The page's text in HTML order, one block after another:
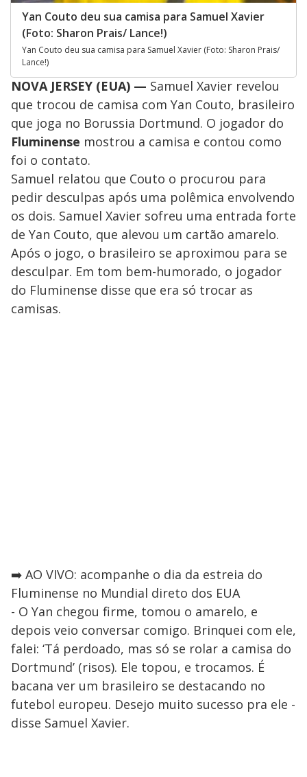
Yan Couto deu sua camisa para Samuel Xavier
(Foto: Sharon Prais/ Lance!)
Yan Couto deu sua camisa para Samuel Xavier (Foto: Sharon Prais/
Lance!)
NOVA JERSEY (EUA) — Samuel Xavier revelou
que trocou de camisa com Yan Couto, brasileiro
que joga no Borussia Dortmund. O jogador do
Fluminense mostrou a camisa e contou como
foi o contato.
Samuel relatou que Couto o procurou para
pedir desculpas após uma polêmica envolvendo
os dois. Samuel Xavier sofreu uma entrada forte
de Yan Couto, que alevou um cartão amarelo.
Após o jogo, o brasileiro se aproximou para se
desculpar. Em tom bem-humorado, o jogador
do Fluminense disse que era só trocar as
camisas.
➡️ AO VIVO: acompanhe o dia da estreia do
Fluminense no Mundial direto dos EUA
- O Yan chegou firme, tomou o amarelo, e
depois veio conversar comigo. Brinquei com ele,
falei: ‘Tá perdoado, mas só se rolar a camisa do
Dortmund’ (risos). Ele topou, e trocamos. É
bacana ver um brasileiro se destacando no
futebol europeu. Desejo muito sucesso pra ele -
disse Samuel Xavier.